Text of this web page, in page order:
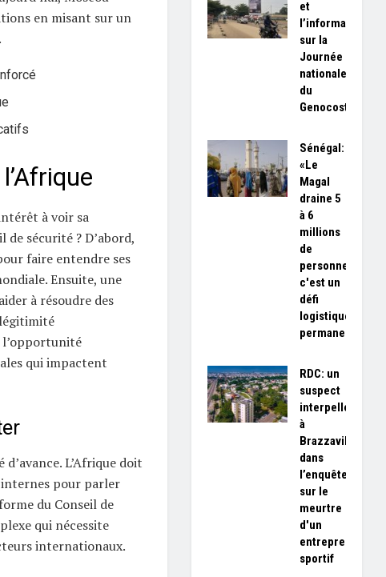
en misant sur un
à voir sa
sécurité ? D’abord,
faire entendre ses
Ensuite, une
à résoudre des
l’opportunité
qui impactent
L’Afrique doit
pour parler
du Conseil de
qui nécessite
internationaux.
et
l’information
sur la
Journée
nationale
du
Genocost
Sénégal:
«Le
Magal
draine 5
à 6
millions
de
personnes,
c'est un
défi
logistique
permanent»
RDC: un
suspect
interpellé
à
Brazzaville
dans
l’enquête
sur le
meurtre
d'un
entrepreneur
sportif